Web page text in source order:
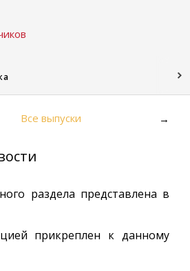
Все выпуски →
раздела представлена в
прикреплен к данному